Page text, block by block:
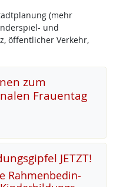
(mehr
und
öffentlicher Verkehr,
zum
Frauentag
JETZT!
Rah­men­be­din­